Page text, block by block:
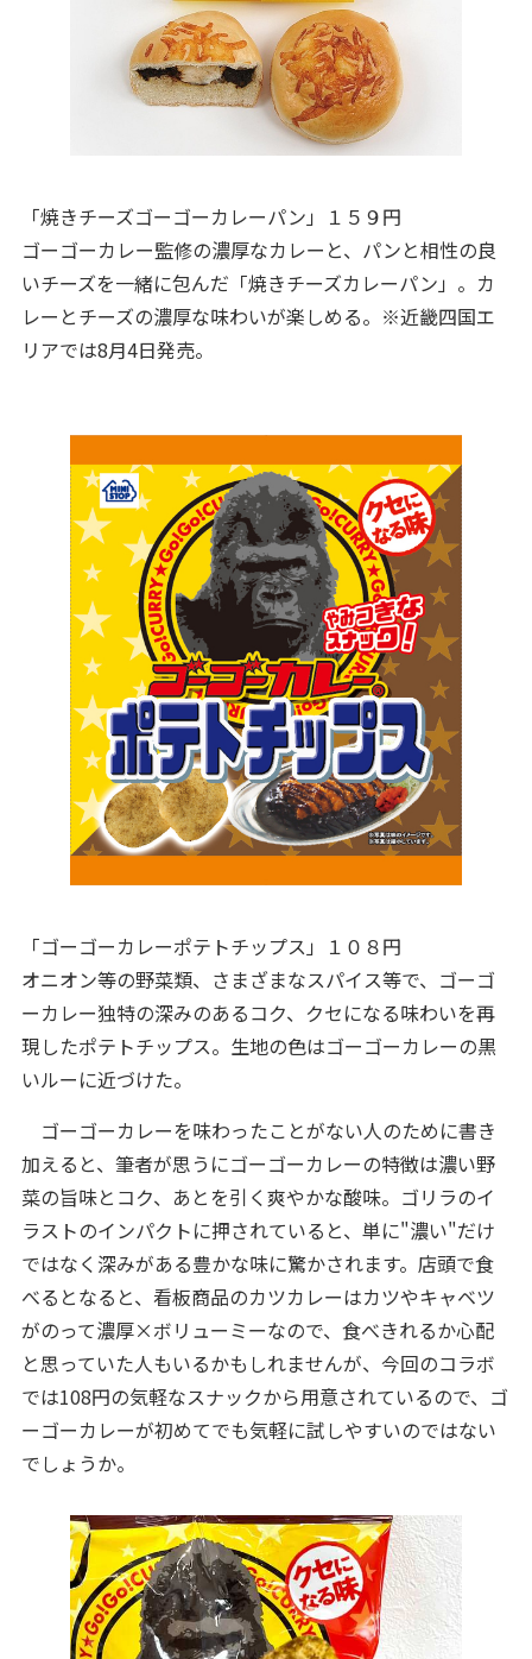
「焼きチーズゴーゴーカレーパン」１５９円
ゴーゴーカレー監修の濃厚なカレーと、パンと相性の良
いチーズを一緒に包んだ「焼きチーズカレーパン」。カ
レーとチーズの濃厚な味わいが楽しめる。※近畿四国エ
リアでは8月4日発売。
「ゴーゴーカレーポテトチップス」１０８円
オニオン等の野菜類、さまざまなスパイス等で、ゴーゴ
ーカレー独特の深みのあるコク、クセになる味わいを再
現したポテトチップス。生地の色はゴーゴーカレーの黒
いルーに近づけた。
ゴーゴーカレーを味わったことがない人のために書き
加えると、筆者が思うにゴーゴーカレーの特徴は濃い野
菜の旨味とコク、あとを引く爽やかな酸味。ゴリラのイ
ラストのインパクトに押されていると、単に"濃い"だけ
ではなく深みがある豊かな味に驚かされます。店頭で食
べるとなると、看板商品のカツカレーはカツやキャベツ
がのって濃厚×ボリューミーなので、食べきれるか心配
と思っていた人もいるかもしれませんが、今回のコラボ
では108円の気軽なスナックから用意されているので、ゴ
ーゴーカレーが初めてでも気軽に試しやすいのではない
でしょうか。